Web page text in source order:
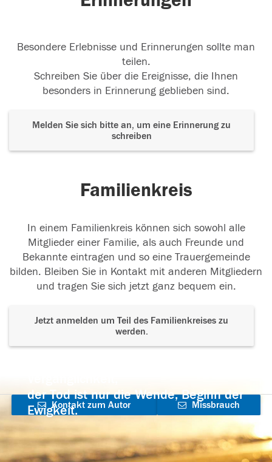
Besondere Erlebnisse und Erinnerungen sollte man
teilen.
Schreiben Sie über die Ereignisse, die Ihnen
besonders in Erinnerung geblieben sind.
Melden Sie sich bitte an, um eine Erinnerung zu
schreiben
Familienkreis
In einem Familienkreis können sich sowohl alle
Mitglieder einer Familie, als auch Freunde und
Bekannte eintragen und so eine Trauergemeinde
bilden. Bleiben Sie in Kontakt mit anderen Mitgliedern
und tragen Sie sich jetzt ganz bequem ein.
Jetzt anmelden um Teil des Familienkreises zu
werden.
der Tod ist nur die Wende, Beginn der
Ewigkeit.
Kontakt zum Autor
aufnehmen
Missbrauch